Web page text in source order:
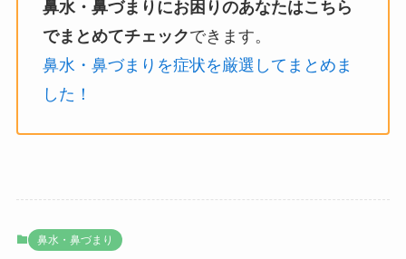
鼻水・鼻づまりにお困りのあなたはこちら
でまとめてチェックできます。
鼻水・鼻づまりを症状を厳選してまとめま
した！
鼻水・鼻づまり